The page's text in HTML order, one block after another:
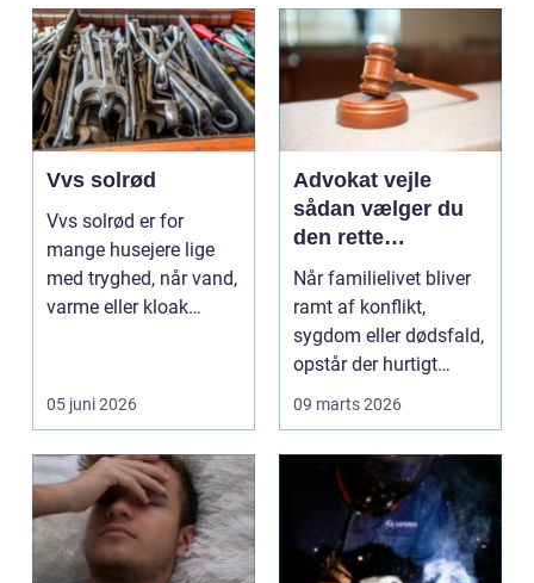
Vvs solrød
Vvs solrød er for
mange husejere lige
med tryghed, når vand,
varme eller kloak
05 juni 2026
Advokat vejle
sådan vælger du
den rette
familieretsadvokat
Når familielivet bliver
ramt af konflikt,
sygdom eller dødsfald,
opstår der hurtigt
spørgsmål, som k...
09 marts 2026